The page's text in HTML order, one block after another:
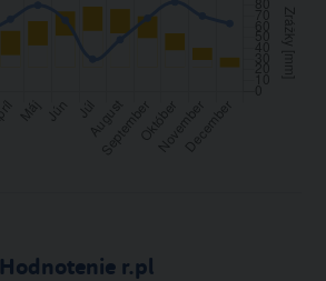
Hodnotenie r.pl